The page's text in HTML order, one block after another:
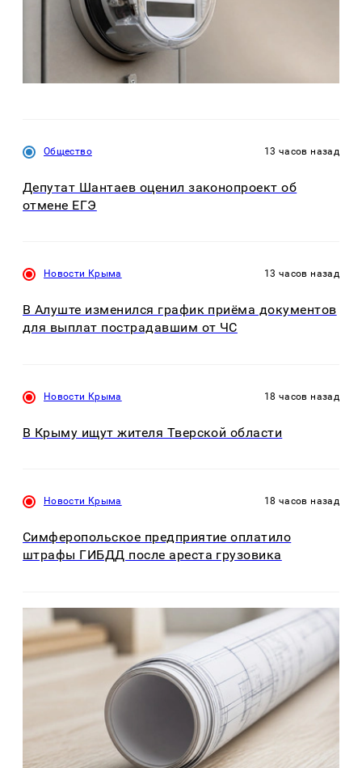
Общество 13 часов назад
Депутат Шантаев оценил законопроект об
отмене ЕГЭ
Новости Крыма 13 часов назад
В Алуште изменился график приёма документов
для выплат пострадавшим от ЧС
Новости Крыма 18 часов назад
В Крыму ищут жителя Тверской области
Новости Крыма 18 часов назад
Симферопольское предприятие оплатило
штрафы ГИБДД после ареста грузовика